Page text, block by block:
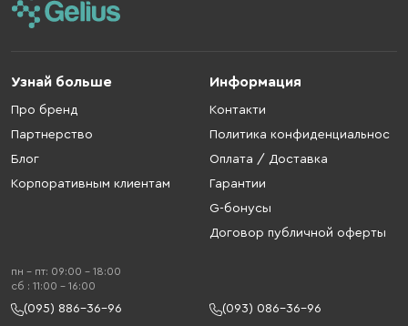
Узнай больше
Про бренд
Партнерство
Блог
Корпоративным клиентам
Информация
Контакти
Политика конфиденциальнос
Оплата / Доставка
Гарантии
G-бонусы
Договор публичной оферты
пн - пт: 09:00 - 18:00
cб : 11:00 - 16:00
(095) 886-36-96
(093) 086-36-96